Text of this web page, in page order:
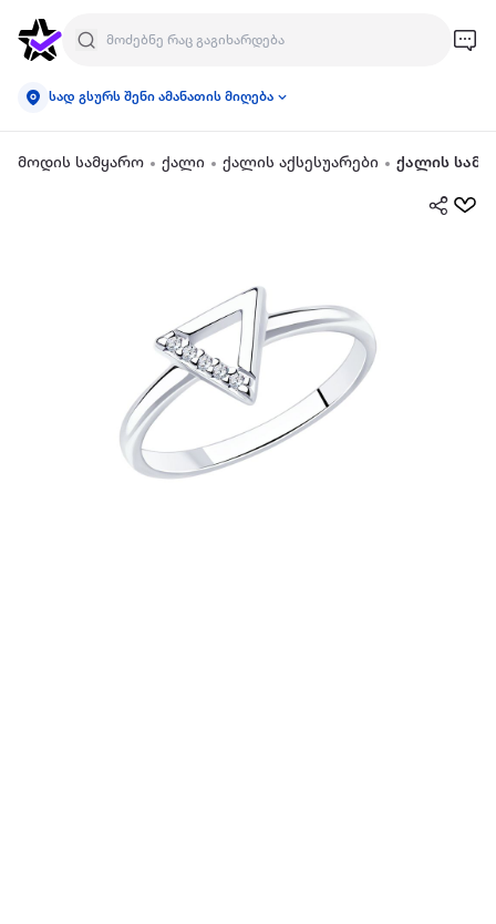
სად გსურს შენი ამანათის მიღება
მოდის სამყარო ქალი ქალის აქსესუარები ქალის